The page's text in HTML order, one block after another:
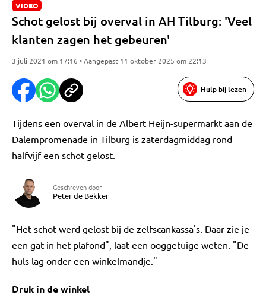
VIDEO
Schot gelost bij overval in AH Tilburg: 'Veel
klanten zagen het gebeuren'
3 juli 2021 om 17:16 • Aangepast 11 oktober 2025 om 22:13
Hulp bij lezen
Tijdens een overval in de Albert Heijn-supermarkt aan de
Dalempromenade in Tilburg is zaterdagmiddag rond
halfvijf een schot gelost.
Geschreven door
Peter de Bekker
"Het schot werd gelost bij de zelfscankassa's. Daar zie je
een gat in het plafond", laat een ooggetuige weten. "De
huls lag onder een winkelmandje."
Druk in de winkel